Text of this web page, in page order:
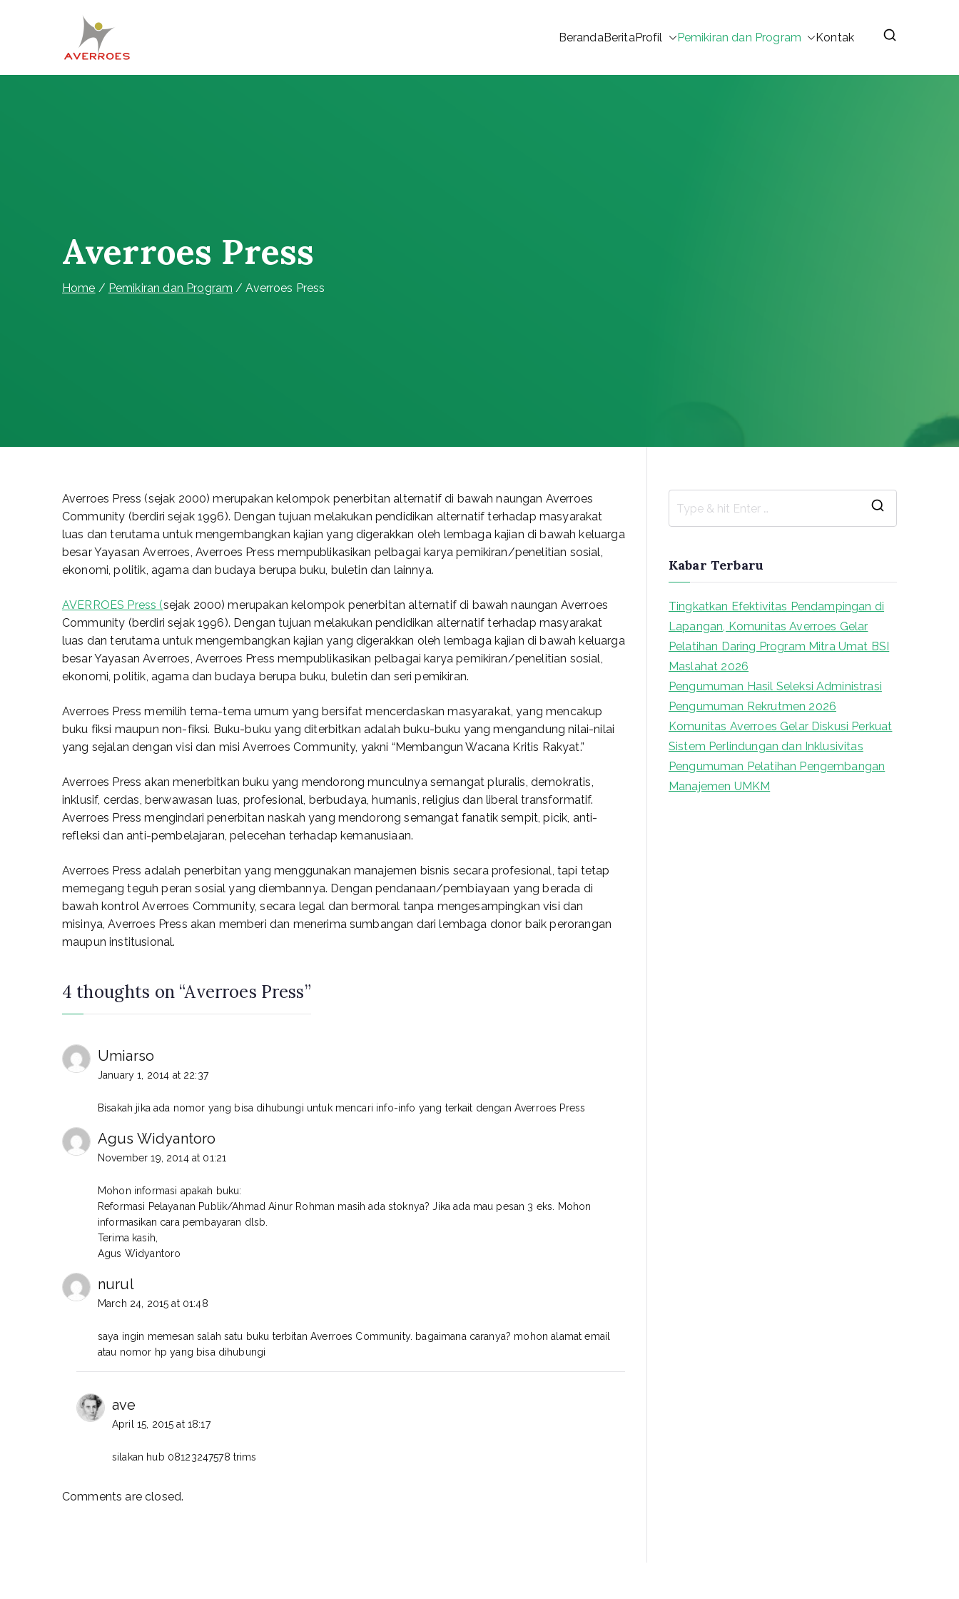
BerandaBeritaProfil Pemikiran dan Program Kontak
Averroes Press
Home Pemikiran dan Program Averroes Press
Averroes Press (sejak 2000) merupakan kelompok penerbitan alternatif di bawah naungan Averroes
Community (berdiri sejak 1996). Dengan tujuan melakukan pendidikan alternatif terhadap masyarakat
luas dan terutama untuk mengembangkan kajian yang digerakkan oleh lembaga kajian di bawah keluarga
besar Yayasan Averroes, Averroes Press mempublikasikan pelbagai karya pemikiran/penelitian sosial,
ekonomi, politik, agama dan budaya berupa buku, buletin dan lainnya.
AVERROES Press (sejak 2000) merupakan kelompok penerbitan alternatif di bawah naungan Averroes
Community (berdiri sejak 1996). Dengan tujuan melakukan pendidikan alternatif terhadap masyarakat
luas dan terutama untuk mengembangkan kajian yang digerakkan oleh lembaga kajian di bawah keluarga
besar Yayasan Averroes, Averroes Press mempublikasikan pelbagai karya pemikiran/penelitian sosial,
ekonomi, politik, agama dan budaya berupa buku, buletin dan seri pemikiran.
Averroes Press memilih tema-tema umum yang bersifat mencerdaskan masyarakat, yang mencakup
buku fiksi maupun non-fiksi. Buku-buku yang diterbitkan adalah buku-buku yang mengandung nilai-nilai
yang sejalan dengan visi dan misi Averroes Community, yakni “Membangun Wacana Kritis Rakyat.”
Averroes Press akan menerbitkan buku yang mendorong munculnya semangat pluralis, demokratis,
inklusif, cerdas, berwawasan luas, profesional, berbudaya, humanis, religius dan liberal transformatif.
Averroes Press mengindari penerbitan naskah yang mendorong semangat fanatik sempit, picik, anti-
refleksi dan anti-pembelajaran, pelecehan terhadap kemanusiaan.
Averroes Press adalah penerbitan yang menggunakan manajemen bisnis secara profesional, tapi tetap
memegang teguh peran sosial yang diembannya. Dengan pendanaan/pembiayaan yang berada di
bawah kontrol Averroes Community, secara legal dan bermoral tanpa mengesampingkan visi dan
misinya, Averroes Press akan memberi dan menerima sumbangan dari lembaga donor baik perorangan
maupun institusional.
4 thoughts on “Averroes Press”
Umiarso
January 1, 2014 at 22:37
Bisakah jika ada nomor yang bisa dihubungi untuk mencari info-info yang terkait dengan Averroes Press
Agus Widyantoro
November 19, 2014 at 01:21
Mohon informasi apakah buku:
Reformasi Pelayanan Publik/Ahmad Ainur Rohman masih ada stoknya? Jika ada mau pesan 3 eks. Mohon
informasikan cara pembayaran dlsb.
Terima kasih,
Agus Widyantoro
nurul
March 24, 2015 at 01:48
saya ingin memesan salah satu buku terbitan Averroes Community. bagaimana caranya? mohon alamat email
atau nomor hp yang bisa dihubungi
ave
April 15, 2015 at 18:17
silakan hub 08123247578 trims
Comments are closed.
Kabar Terbaru
Tingkatkan Efektivitas Pendampingan di
Lapangan, Komunitas Averroes Gelar
Pelatihan Daring Program Mitra Umat BSI
Maslahat 2026
Pengumuman Hasil Seleksi Administrasi
Pengumuman Rekrutmen 2026
Komunitas Averroes Gelar Diskusi Perkuat
Sistem Perlindungan dan Inklusivitas
Pengumuman Pelatihan Pengembangan
Manajemen UMKM